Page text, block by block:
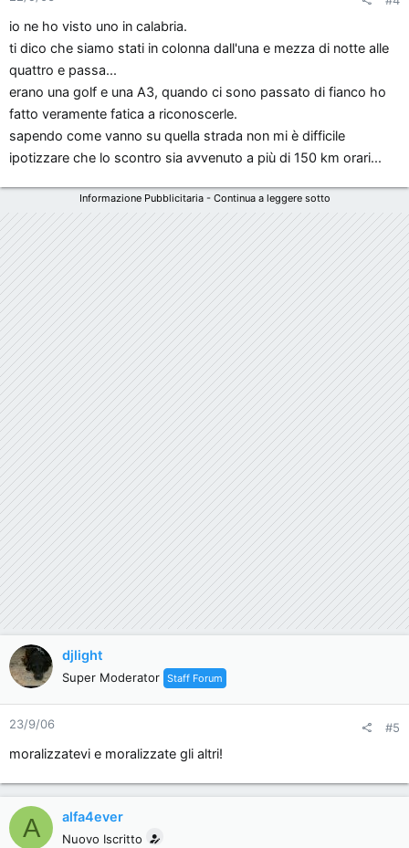
io ne ho visto uno in calabria.
ti dico che siamo stati in colonna dall'una e mezza di notte alle
quattro e passa...
erano una golf e una A3, quando ci sono passato di fianco ho
fatto veramente fatica a riconoscerle.
sapendo come vanno su quella strada non mi è difficile
ipotizzare che lo scontro sia avvenuto a più di 150 km orari...
Informazione Pubblicitaria - Continua a leggere sotto
djlight
Super Moderator Staff Forum
23/9/06 #5
moralizzatevi e moralizzate gli altri!
A alfa4ever
Nuovo Iscritto